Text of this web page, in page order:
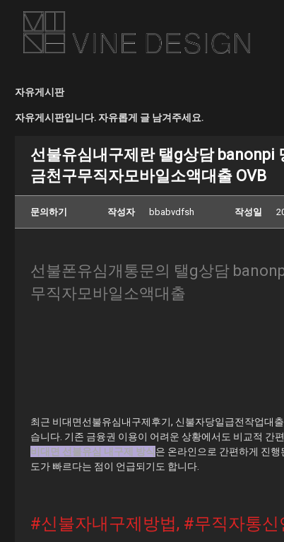
자유게시판
자유게시판입니다. 자유롭게 글 남겨주세요.
선불유심내구제란 탤g상담 banonpi
금천구무직자모바일소액대출 OVB
문의하기 작성자 bbabvdfsh 작성일
선불폰유심개통문의 탤g상담
무직자모바일소액대출
최근 비대면선불유심내구제후기, 신불자당일급전작업대
습니다. 기존 금융권 이용이 어려운 상황에서도 비교적 간
비대면 선불유심 내구제 방식 은 온라인으로 간편하게 진
도가 빠르다는 점이 언급되기도 합니다.
#신불자내구제방법, #무직자통신